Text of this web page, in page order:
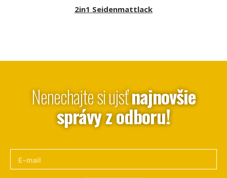
2in1 Seidenmattlack
Nenechajte si ujsťnajnovšie
správy z odboru!